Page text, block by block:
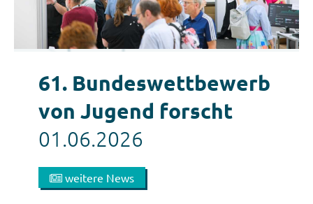
61. Bundeswettbewerb
von Jugend forscht
01.06.2026
weitere News